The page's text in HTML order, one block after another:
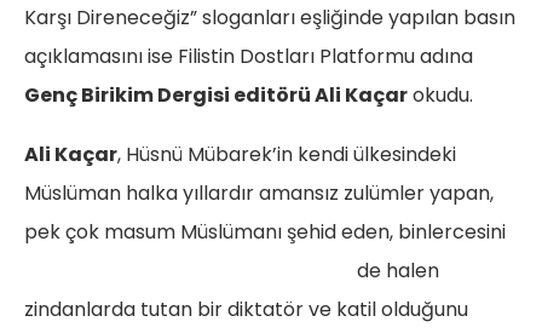
Karşı Direneceğiz” sloganları eşliğinde yapılan basın
açıklamasını ise Filistin Dostları Platformu adına
Genç Birikim Dergisi editörü Ali Kaçarokudu.
Ali Kaçar, Hüsnü Mübarek’in kendi ülkesindeki
Müslüman halka yıllardır amansız zulümler yapan,
pek çok masum Müslümanı şehideden, binlercesini
de halen
zindanlarda tutan bir diktatör ve katil olduğunu